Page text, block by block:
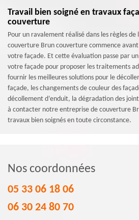
Travail bien soigné en travaux
couverture
Pour un ravalement réalisé dans les règles
couverture Brun couverture commence
votre façade. Et cette évaluation passe par
votre façade pour proposer les traitements
fournir les meilleures solutions pour le
façade, les changements de couleur des
décollement d’enduit, la dégradation des
à contacter notre entreprise de couverture
travaux bien soignés en toute circonstance.
Nos coordonnées
05 33 06 18 06
06 30 24 80 70